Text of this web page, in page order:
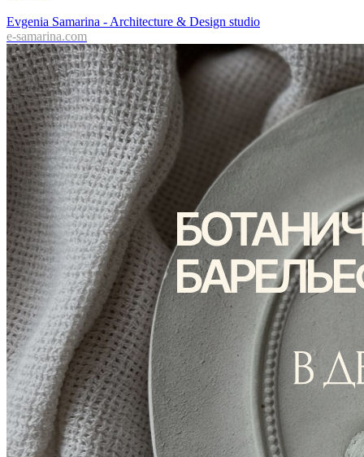
Evgenia Samarina - Architecture & Design studio
e-samarina.com